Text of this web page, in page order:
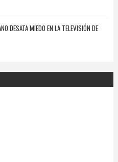
DESATA MIEDO EN LA TELEVISIÓN DE